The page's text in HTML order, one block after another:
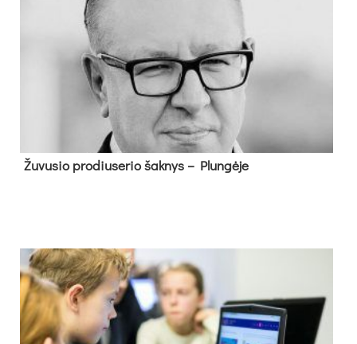
Žu­vu­sio pro­diu­se­rio šak­nys – Plun­gė­je